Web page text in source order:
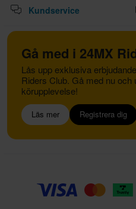
Kundservice
Gå med i 24MX
Lås upp exklusiva
Riders Club. Gå med nu och
körupplevelse!
Läs mer Registrera dig